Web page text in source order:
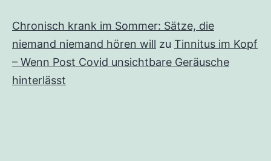
Chronisch krank im Sommer: Sätze, die
niemand niemand hören will zu Tinnitus im Kopf
– Wenn Post Covid unsichtbare Geräusche
hinterlässt